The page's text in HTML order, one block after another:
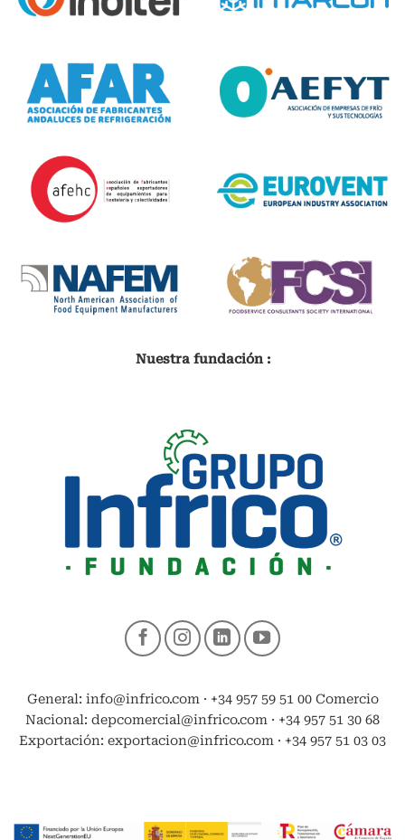
Nuestra fundación :
General: info@infrico.com · +34 957 59 51 00 Comercio
Nacional: depcomercial@infrico.com · +34 957 51 30 68
Exportación: exportacion@infrico.com · +34 957 51 03 03